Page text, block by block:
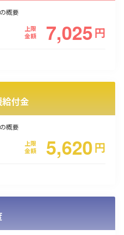
概要
上限
金額
7,025円
付金
概要
上限
金額
5,620円